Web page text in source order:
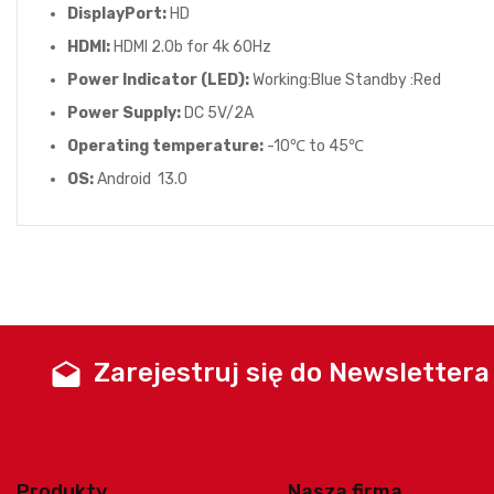
DisplayPort: HD
HDMI: HDMI 2.0b for 4k 60Hz
Power Indicator (LED):Working:Blue Standby :Red
Power Supply: DC 5V/2A
Operating temperature: -10℃ to 45℃
OS:Android 13.0
drafts Zarejestruj się do Newslettera